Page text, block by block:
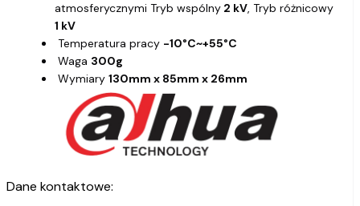
atmosferycznymi Tryb wspólny 2 kV, Tryb różnicowy
1 kV
Temperatura pracy -10°C~+55°C
Waga 300g
Wymiary 130mm x 85mm x 26mm
Dane kontaktowe: